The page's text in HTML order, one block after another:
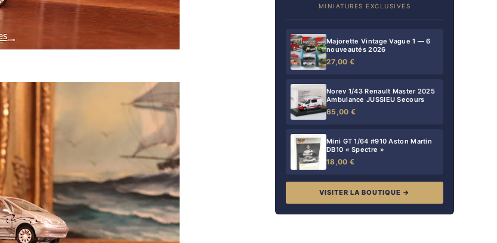
MINIATURES EXCLUSIVES
Majorette Vintage Vague 1 — 6
nouveautés 2026
27,00 €
Norev 1/43 Renault Master 2025
Ambulance JUSSIEU Secours
65,00 €
Mini GT 1/64 #910 Aston Martin
DB10 « Spectre »
18,00 €
VISITER LA BOUTIQUE →